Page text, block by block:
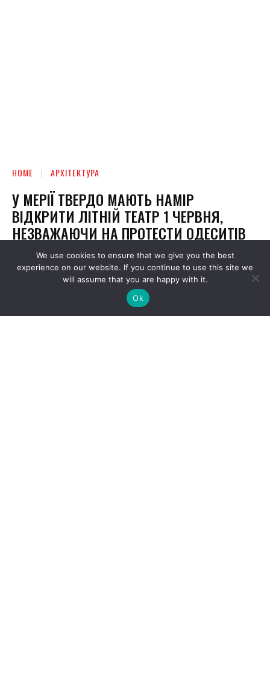
We use cookies to ensure that we give you the best
experience on our website. If you continue to use this site we
will assume that you are happy with it.
Ok